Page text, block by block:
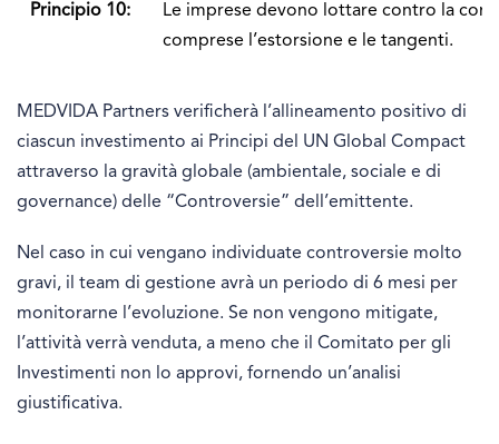
Principio 10:
Le imprese devono lottare contro la
comprese l’estorsione e le tangenti.
MEDVIDA Partners verificherà l’allineamento positivo di
ciascun investimento ai Principi del UN Global Compact
attraverso la gravità globale (ambientale, sociale e di
governance) delle “Controversie” dell’emittente.
Nel caso in cui vengano individuate controversie molto
gravi, il team di gestione avrà un periodo di 6 mesi per
monitorarne l’evoluzione. Se non vengono mitigate,
l’attività verrà venduta, a meno che il Comitato per gli
Investimenti non lo approvi, fornendo un’analisi
giustificativa.